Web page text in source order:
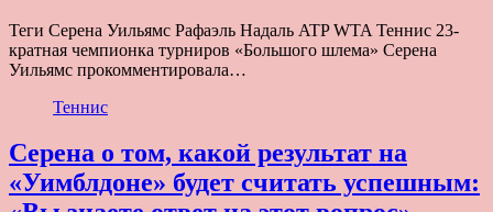
Теги Серена Уильямс Рафаэль Надаль ATP WTA Теннис 23-
кратная чемпионка турниров «Большого шлема» Серена
Уильямс прокомментировала…
Теннис
Серена о том, какой результат на
«Уимблдоне» будет считать успешным: